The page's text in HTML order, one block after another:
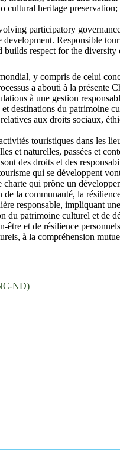
heritage
participatory
Responsible
respect for the
y compris de celui
a abouti à la présente
à une gestion
du patrimoine
aux droits sociaux,
touristiques dans les
et naturelles, passées et
des droits et des
qui se développent
qui prône un
la communauté, la
responsable, impliquant
du patrimoine culturel et de
et de résilience
à la compréhension
ND)